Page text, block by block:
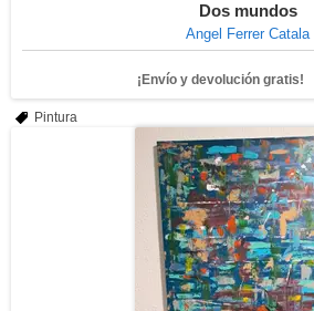
Dos mundos
Angel Ferrer Catala
¡Envío y devolución gratis!
Pintura